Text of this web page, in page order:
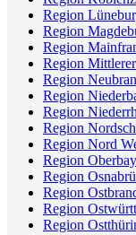
Region
Region
Region
Region
Region
Region
Region
Region
Region Nord
Region
Region
Region
Region
Region